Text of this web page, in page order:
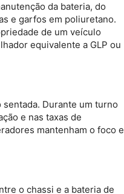
da bateria, do
e garfos em poliuretano.
de um veículo
equivalente a GLP ou
Durante um turno
e nas taxas de
mantenham o foco e
o chassi e a bateria de